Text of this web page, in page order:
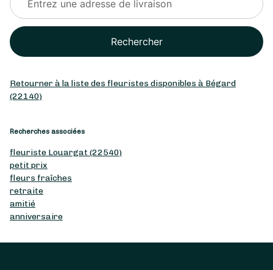
Rechercher
Retourner à la liste des fleuristes disponibles à Bégard
(22140)
Recherches associées
fleuriste Louargat (22540)
petit prix
fleurs fraîches
retraite
amitié
anniversaire